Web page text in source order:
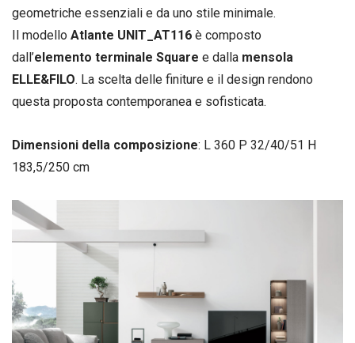
geometriche essenziali e da uno stile minimale.
Il modello Atlante UNIT_AT116 è composto
dall’elemento terminale Square e dalla mensola
ELLE&FILO. La scelta delle finiture e il design rendono
questa proposta contemporanea e sofisticata.
Dimensioni della composizione: L 360 P 32/40/51 H
183,5/250 cm